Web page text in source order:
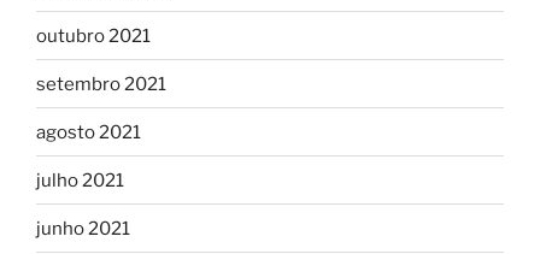
outubro 2021
setembro 2021
agosto 2021
julho 2021
junho 2021